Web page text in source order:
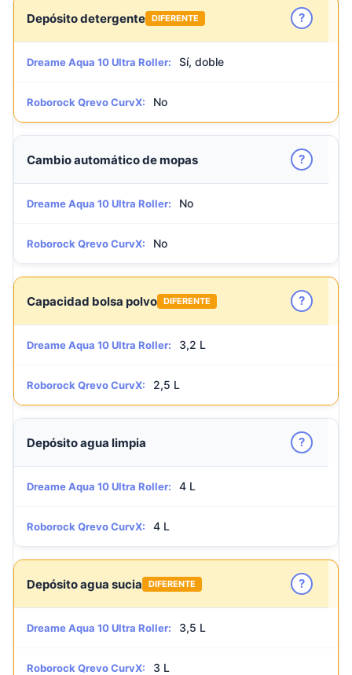
Depósito detergente DIFERENTE ?
Dreame Aqua 10 Ultra Roller: Sí, doble
Roborock Qrevo CurvX: No
Cambio automático de mopas ?
Dreame Aqua 10 Ultra Roller: No
Roborock Qrevo CurvX: No
Capacidad bolsa polvo DIFERENTE ?
Dreame Aqua 10 Ultra Roller: 3,2 L
Roborock Qrevo CurvX: 2,5 L
Depósito agua limpia ?
Dreame Aqua 10 Ultra Roller: 4 L
Roborock Qrevo CurvX: 4 L
Depósito agua sucia DIFERENTE ?
Dreame Aqua 10 Ultra Roller: 3,5 L
Roborock Qrevo CurvX: 3 L